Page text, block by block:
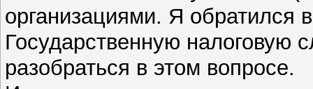
организациями. Я обратился
Государственную налоговую
разобраться в этом вопросе.